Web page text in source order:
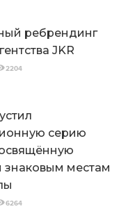
ребрендинг
JKR
2204
серию
знаковым местам
6264